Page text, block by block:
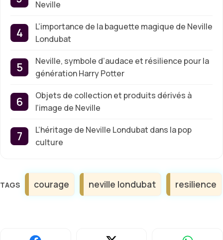
Neville
L’importance de la baguette magique de Neville
Londubat
Neville, symbole d’audace et résilience pour la
génération Harry Potter
Objets de collection et produits dérivés à
l’image de Neville
L’héritage de Neville Londubat dans la pop
culture
Étiquettes
courage neville londubat resilience